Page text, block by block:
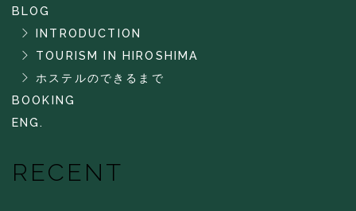
BLOG
INTRODUCTION
TOURISM IN HIROSHIMA
ホステルのできるまで
BOOKING
ENG.
RECENT